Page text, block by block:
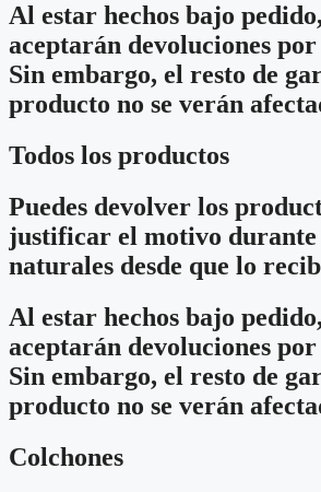
Al estar hechos bajo
aceptarán devoluciones
Sin embargo, el resto de
producto no se verán
Todos los productos
Puedes devolver los
justificar el motivo durante
naturales desde que lo
Al estar hechos bajo
aceptarán devoluciones
Sin embargo, el resto de
producto no se verán
Colchones